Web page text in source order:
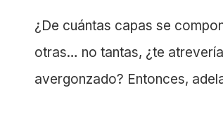
¿De cuántas capas se
otras… no tantas, ¿te
avergonzado? Entonces,